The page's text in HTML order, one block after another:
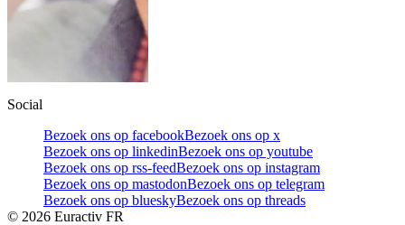
Social
Bezoek ons op facebookBezoek ons op x
Bezoek ons op linkedinBezoek ons op youtube
Bezoek ons op rss-feedBezoek ons op instagram
Bezoek ons op mastodonBezoek ons op telegram
Bezoek ons op blueskyBezoek ons op threads
© 2026 Euractiv FR